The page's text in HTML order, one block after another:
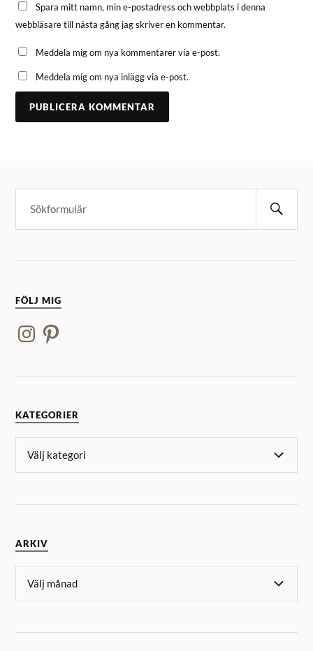
Spara mitt namn, min e-postadress och webbplats i denna
webbläsare till nästa gång jag skriver en kommentar.
Meddela mig om nya kommentarer via e-post.
Meddela mig om nya inlägg via e-post.
FÖLJ MIG
KATEGORIER
ARKIV